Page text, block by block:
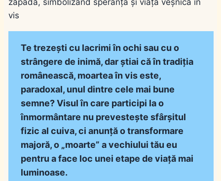
Te trezești cu lacrimi în ochi sau cu o
strângere de inimă, dar știai că în tradiția
românească, moartea în vis este,
paradoxal, unul dintre cele mai bune
semne? Visul în care participi la o
înmormântare nu prevestește sfârșitul
fizic al cuiva, ci anunță o transformare
majoră, o „moarte” a vechiului tău eu
pentru a face loc unei etape de viață mai
luminoase.